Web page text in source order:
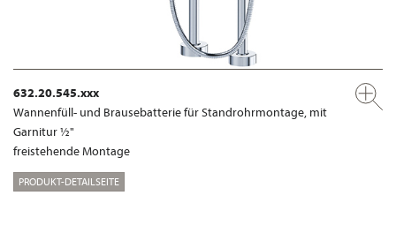
632.20.545.xxx
Wannenfüll- und Brausebatterie für Standrohrmontage, mit
Garnitur ½"
freistehende Montage
PRODUKT-DETAILSEITE